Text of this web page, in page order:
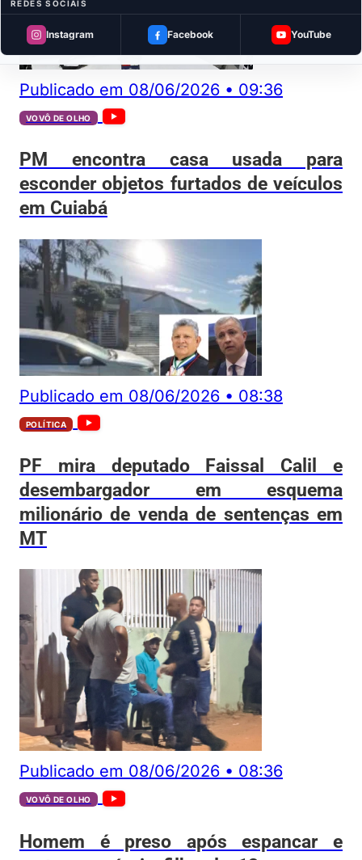
REDES SOCIAIS
Instagram Facebook YouTube
Publicado em 08/06/2026 • 09:36
VOVÔ DE OLHO
PM encontra casa usada para
esconder objetos furtados de veículos
em Cuiabá
Publicado em 08/06/2026 • 08:38
POLÍTICA
PF mira deputado Faissal Calil e
desembargador em esquema
milionário de venda de sentenças em
MT
Publicado em 08/06/2026 • 08:36
VOVÔ DE OLHO
Homem é preso após espancar e